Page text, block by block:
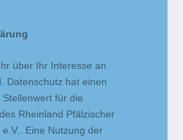
über Ihr Interesse an
Datenschutz hat einen
für die
Rheinland Pfälzischer
e.V.. Eine Nutzung der